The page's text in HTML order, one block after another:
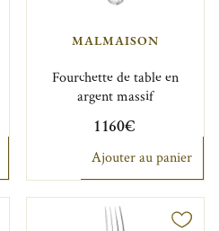
MALMAISON
Fourchette de table en
argent massif
1 160€
Ajouter au panier